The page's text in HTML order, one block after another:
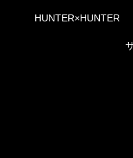
HUNTER×HUNTER